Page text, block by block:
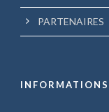
PARTENAIRES
INFORMATIONS